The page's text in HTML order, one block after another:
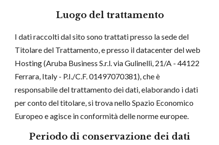
Luogo del trattamento
I dati raccolti dal sito sono trattati presso la sede del
Titolare del Trattamento, e presso il datacenter del web
Hosting (Aruba Business S.r.l. via Gulinelli, 21/A - 44122
Ferrara, Italy - P.I./C.F. 01497070381), che è
responsabile del trattamento dei dati, elaborando i dati
per conto del titolare, si trova nello Spazio Economico
Europeo e agisce in conformità delle norme europee.
Periodo di conservazione dei dati